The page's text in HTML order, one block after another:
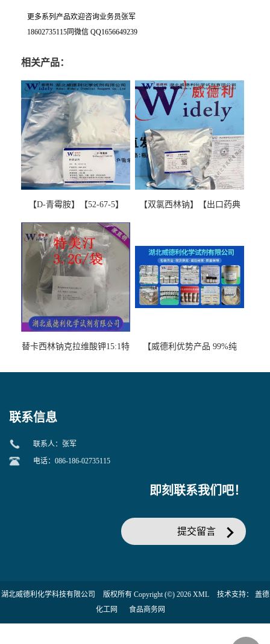
更多系列产品欢迎咨询业务员张军
18602735115同微信 QQ1656649239
相关产品：
【D-青霉胺】【52-67-5】
图谱检测方法现货供应咨询
张军52-67-5
【双氯西林钠】【出口药典
替卡西林钠克拉维酸钾15:1特
【威德利优势产品 99%纯
联系信息
联系人：张军
电话：086-186-02735115
即刻联系我们吧！
提交留言
湖北威德利化学科技有限公司 版权所有 Copyright (©) 2026 XML 技术支持： 盖德
化工网
食品商务网